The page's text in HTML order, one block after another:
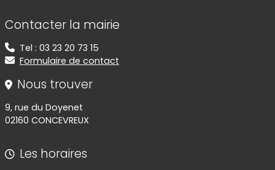
Informations de contact
Contacter la mairie
Tel : 03 23 20 73 15
Formulaire de contact
Nous trouver
9, rue du Doyenet
02160 CONCEVREUX
Les horaires